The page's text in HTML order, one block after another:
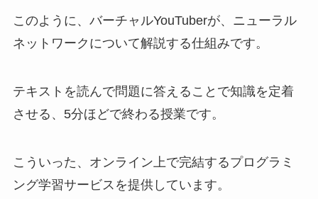
このように、バーチャルYouTuberが、ニューラル
ネットワークについて解説する仕組みです。
テキストを読んで問題に答えることで知識を定着
させる、5分ほどで終わる授業です。
こういった、オンライン上で完結するプログラミ
ング学習サービスを提供しています。